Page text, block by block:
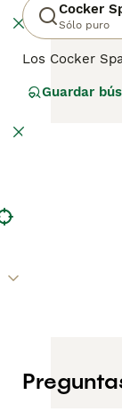
Cocker
Sólo puro
Los Cocker
originalmente
Guardar